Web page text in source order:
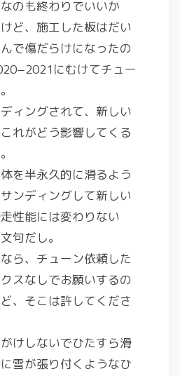
のも終わりでいいか
ど、施工した板はだい
で傷だらけになったの
にむけてチュー
ィングされて、新しい
れがどう影響してくる
を半永久的に滑るよう
ンディングして新しい
性能には変わりない
句だし。
ら、チューン依頼した
スなしでお願いするの
、そこは許してくださ
けしないでひたすら滑
雪が張り付くようなひ